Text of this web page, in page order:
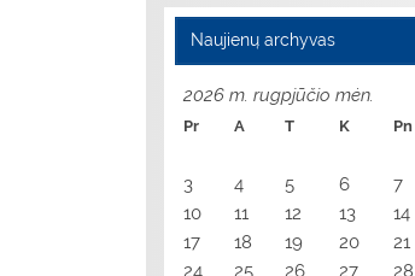
Naujienų archyvas
2026 m. rugpjūčio mėn.
Pr A T K Pn
3
4 5 6 7
10
11 12 13 14
17
18 19 20 21
24
25 26 27 28